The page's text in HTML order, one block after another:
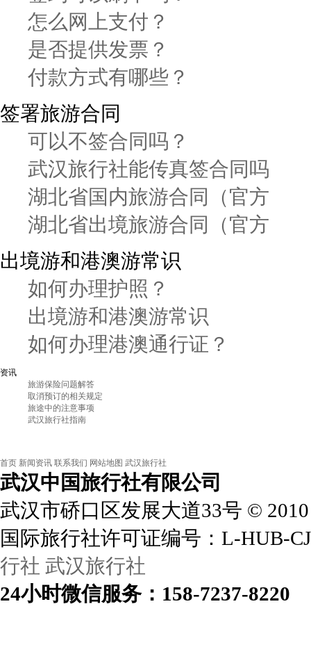
怎么网上支付？
是否提供发票？
付款方式有哪些？
签署旅游合同
可以不签合同吗？
武汉旅行社能传真签合同吗
湖北省国内旅游合同（官方
湖北省出境旅游合同（官方
出境游和港澳游常识
如何办理护照？
出境游和港澳游常识
如何办理港澳通行证？
资讯
旅游保险问题解答
取消预订的相关规定
旅途中的注意事项
武汉旅行社指南
首页 新闻资讯 联系我们 网站地图 武汉旅行社
武汉中国旅行社有限公司
武汉市硚口区发展大道33号 ©
国际旅行社许可证编号：L-HUB-
行社 武汉旅行社
24小时微信服务：158-7237-8220